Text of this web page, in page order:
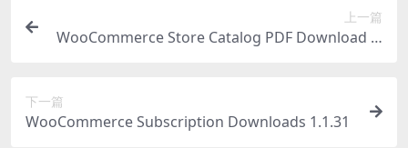
上一篇
WooCommerce Store Catalog PDF Download 2.
下一篇
WooCommerce Subscription Downloads 1.1.31